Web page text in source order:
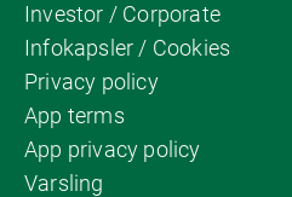
Investor / Corporate
Infokapsler / Cookies
Privacy policy
App terms
App privacy policy
Varsling